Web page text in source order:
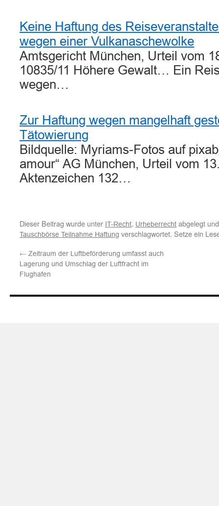
Keine Haftung des
wegen einer Vulkanaschewolke
Amtsgericht München, Urteil vom
10835/11 Höhere Gewalt… Ein
wegen…
Zur Haftung wegen mangelhaft
Tätowierung
Bildquelle: Myriams-Fotos auf
amour“ AG München, Urteil vom
Aktenzeichen 132…
Dieser Beitrag wurde unter IT-Recht, Urheberrecht abgelegt
Tauschbörse Teilnahme Haftung verschlagwortet. Setze ein
← Zeitraum der Luftbeförderung umfasst auch
Lagerung und Umschlag der Luftfracht im
Flughafen